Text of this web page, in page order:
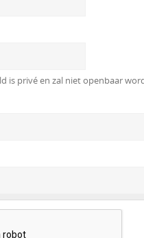
is privé en zal niet openbaar